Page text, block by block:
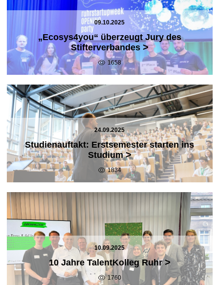
09.10.2025
„Ecosys4you“ überzeugt Jury des
Stifterverbandes >
1658
24.09.2025
Studienauftakt: Erstsemester starten ins
Studium>
1834
10.09.2025
10 Jahre TalentKolleg Ruhr>
1760